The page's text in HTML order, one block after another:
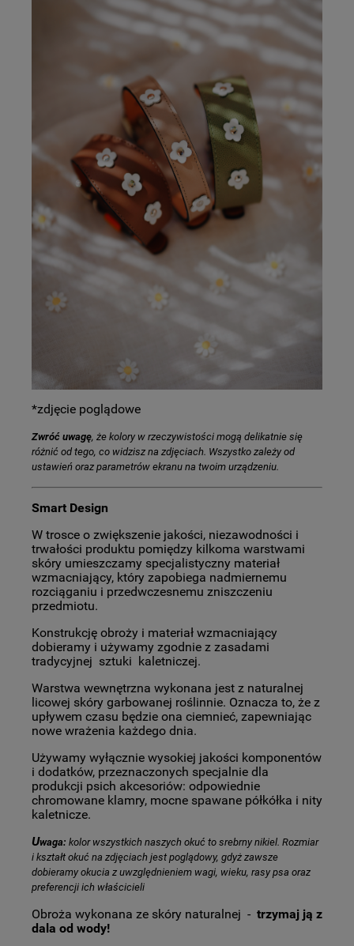
*zdjęcie poglądowe
Zwróć uwagę, że kolory w rzeczywistości mogą delikatnie się
różnić od tego, co widzisz na zdjęciach. Wszystko zależy od
ustawień oraz parametrów ekranu na twoim urządzeniu.
Smart Design
W trosce o zwiększenie jakości, niezawodności i
trwałości produktu pomiędzy kilkoma warstwami
skóry umieszczamy specjalistyczny materiał
wzmacniający, który zapobiega nadmiernemu
rozciąganiu i przedwczesnemu zniszczeniu
przedmiotu.
Konstrukcję obroży i materiał wzmacniający
dobieramy i używamy zgodnie z zasadami
tradycyjnej sztuki kaletniczej.
Warstwa wewnętrzna wykonana jest z naturalnej
licowej skóry garbowanej roślinnie. Oznacza to, że z
upływem czasu będzie ona ciemnieć, zapewniając
nowe wrażenia każdego dnia.
Używamy wyłącznie wysokiej jakości komponentów
i dodatków, przeznaczonych specjalnie dla
produkcji psich akcesoriów: odpowiednie
chromowane klamry, mocne spawane półkółka i nity
kaletnicze.
Uwaga: kolor wszystkich naszych okuć to srebrny nikiel. Rozmiar
i kształt okuć na zdjęciach jest poglądowy, gdyż zawsze
dobieramy okucia z uwzględnieniem wagi, wieku, rasy psa oraz
preferencji ich właścicieli
Obroża wykonana ze skóry naturalnej - trzymaj ją z
dala od wody!